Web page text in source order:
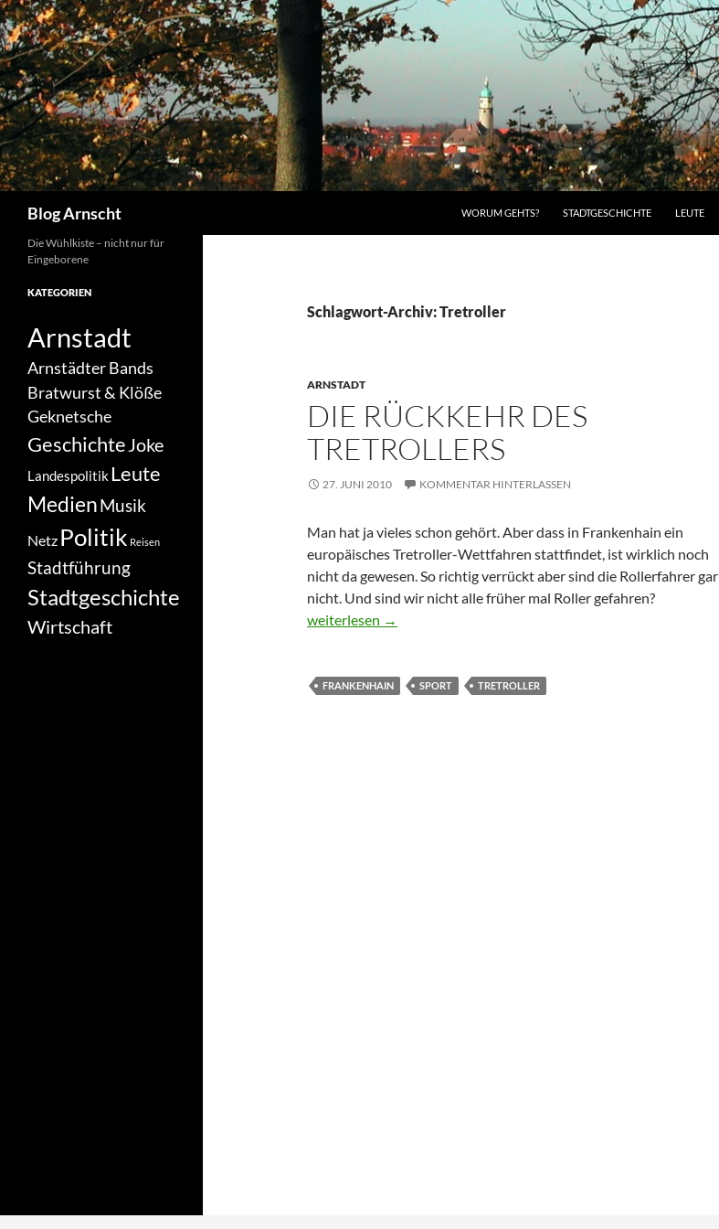
Zum
Inhalt
springen
Blog Arnscht WORUM GEHTS? STADTGESCHICHTE LEUTE
Schlagwort-Archiv: Tretroller
ARNSTADT
DIE RÜCKKEHR DES
TRETROLLERS
27. JUNI 2010 KOMMENTAR HINTERLASSEN
Man hat ja vieles schon gehört. Aber dass in Frankenhain ein
europäisches Tretroller-Wettfahren stattfindet, ist wirklich noch
nicht da gewesen. So richtig verrückt aber sind die Rollerfahrer gar
nicht. Und sind wir nicht alle früher mal Roller gefahren?
Die Rückkehr des Tretrollers
weiterlesen →
FRANKENHAIN SPORT TRETROLLER
Die Wühlkiste – nicht nur für
Eingeborene
KATEGORIEN
Arnstadt
Arnstädter Bands
Bratwurst & Klöße
Geknetsche
GeschichteJoke
LandespolitikLeute
MedienMusik
Netz Politik Reisen
Stadtführung
Stadtgeschichte
Wirtschaft